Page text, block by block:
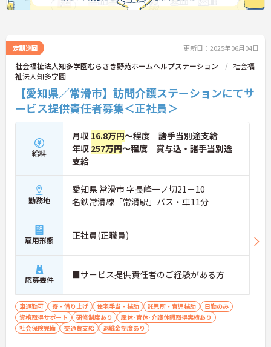
定期巡回 更新日：2025年06月04日
社会福祉法人知多学園むらさき野苑ホームヘルプステーション
社会福
祉法人知多学園
【愛知県／常滑市】訪問介護ステーションにてサ
ービス提供責任者募集＜正社員＞
給料
月収 16.8万円～程度 諸手当別途支給
年収 257万円～程度 賞与込・諸手当別途
支給
勤務地
愛知県 常滑市 字長峰一ノ切21－10
名鉄常滑線「常滑駅」バス・車11分
雇用形態 正社員(正職員)
応募要件 ■サービス提供責任者のご経験がある方
車通勤可 寮・借り上げ 住宅手当・補助 託児所・育児補助
日勤のみ
資格取得サポート
研修制度あり
産休･育休･介護休暇取得実績あり
社会保険完備
交通費支給 退職金制度あり